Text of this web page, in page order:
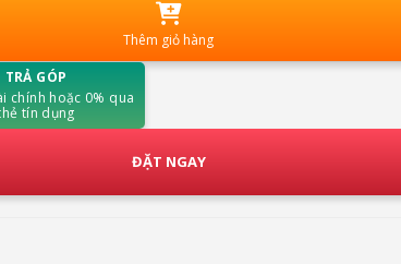
Thêm giỏ hàng
TRẢ GÓP
chính hoặc 0% qua
tín dụng
ĐẶT NGAY